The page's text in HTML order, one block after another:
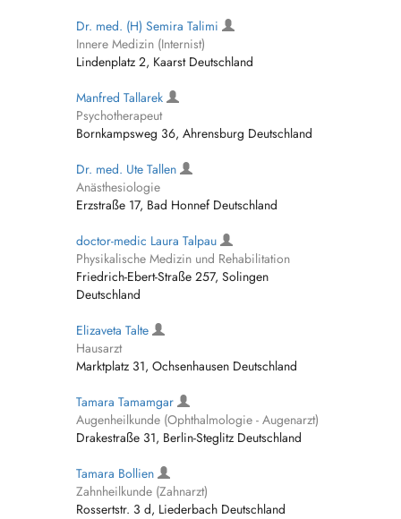
Dr. med. (H) Semira Talimi
Innere Medizin (Internist)
Lindenplatz 2, Kaarst Deutschland
Manfred Tallarek
Psychotherapeut
Bornkampsweg 36, Ahrensburg Deutschland
Dr. med. Ute Tallen
Anästhesiologie
Erzstraße 17, Bad Honnef Deutschland
doctor-medic Laura Talpau
Physikalische Medizin und Rehabilitation
Friedrich-Ebert-Straße 257, Solingen
Deutschland
Elizaveta Talte
Hausarzt
Marktplatz 31, Ochsenhausen Deutschland
Tamara Tamamgar
Augenheilkunde (Ophthalmologie - Augenarzt)
Drakestraße 31, Berlin-Steglitz Deutschland
Tamara Bollien
Zahnheilkunde (Zahnarzt)
Rossertstr. 3 d, Liederbach Deutschland